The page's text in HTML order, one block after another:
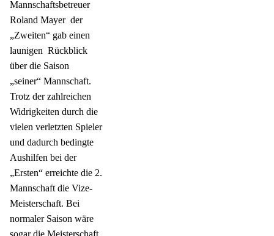
Mannschaftsbetreuer
Roland Mayer der
„Zweiten“ gab einen
launigen Rückblick
über die Saison
„seiner“ Mannschaft.
Trotz der zahlreichen
Widrigkeiten durch die
vielen verletzten Spieler
und dadurch bedingte
Aushilfen bei der
„Ersten“ erreichte die 2.
Mannschaft die Vize-
Meisterschaft. Bei
normaler Saison wäre
sogar die Meisterschaft